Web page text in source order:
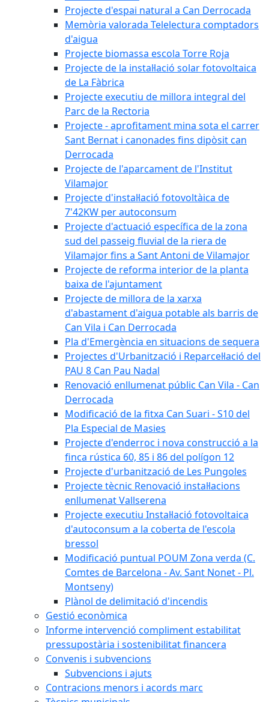
Projecte d'espai natural a Can Derrocada
Memòria valorada Telelectura comptadors
d'aigua
Projecte biomassa escola Torre Roja
Projecte de la instal·lació solar fotovoltaica
de La Fàbrica
Projecte executiu de millora integral del
Parc de la Rectoria
Projecte - aprofitament mina sota el carrer
Sant Bernat i canonades fins dipòsit can
Derrocada
Projecte de l'aparcament de l'Institut
Vilamajor
Projecte d'instal·lació fotovoltàica de
7'42KW per autoconsum
Projecte d'actuació específica de la zona
sud del passeig fluvial de la riera de
Vilamajor fins a Sant Antoni de Vilamajor
Projecte de reforma interior de la planta
baixa de l'ajuntament
Projecte de millora de la xarxa
d'abastament d'aigua potable als barris de
Can Vila i Can Derrocada
Pla d'Emergència en situacions de sequera
Projectes d'Urbanització i Reparcel·lació del
PAU 8 Can Pau Nadal
Renovació enllumenat públic Can Vila - Can
Derrocada
Modificació de la fitxa Can Suari - S10 del
Pla Especial de Masies
Projecte d'enderroc i nova construcció a la
finca rústica 60, 85 i 86 del polígon 12
Projecte d'urbanització de Les Pungoles
Projecte tècnic Renovació instal·lacions
enllumenat Vallserena
Projecte executiu Instal·lació fotovoltaica
d'autoconsum a la coberta de l'escola
bressol
Modificació puntual POUM Zona verda (C.
Comtes de Barcelona - Av. Sant Nonet - Pl.
Montseny)
Plànol de delimitació d'incendis
Gestió econòmica
Informe intervenció compliment estabilitat
pressupostària i sostenibilitat financera
Convenis i subvencions
Subvencions i ajuts
Contracions menors i acords marc